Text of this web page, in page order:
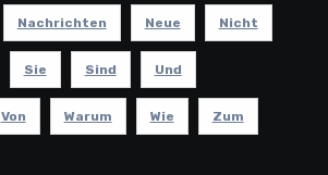
Nachrichten Neue Nicht
Sie Sind Und
Von Warum Wie Zum